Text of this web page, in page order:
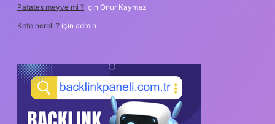
Patates meyve mi ? için Onur Kaymaz
Kete nereli ? için admin